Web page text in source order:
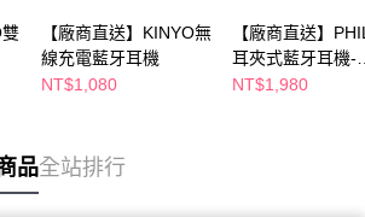
雙
【廠商直送】KINYO無
線充電藍牙耳機
NT$1,080
【廠商直送】
耳夾式藍牙耳機-
TAQ2000
NT$1,980
品全站排行